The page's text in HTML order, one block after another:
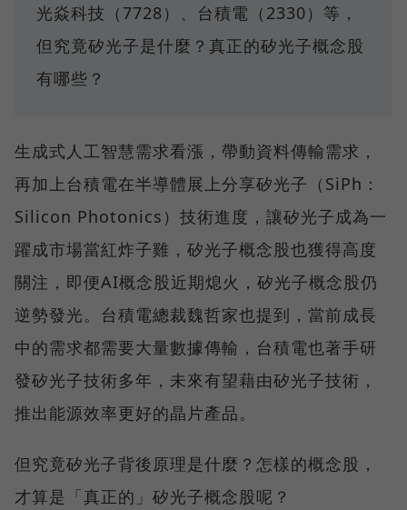
光焱科技（7728）、台積電（2330）等，
但究竟矽光子是什麼？真正的矽光子概念股
有哪些？
生成式人工智慧需求看漲，帶動資料傳輸需求，
再加上台積電在半導體展上分享矽光子（SiPh：
Silicon Photonics）技術進度，讓矽光子成為一
躍成市場當紅炸子雞，矽光子概念股也獲得高度
關注，即便AI概念股近期熄火，矽光子概念股仍
逆勢發光。台積電總裁魏哲家也提到，當前成長
中的需求都需要大量數據傳輸，台積電也著手研
發矽光子技術多年，未來有望藉由矽光子技術，
推出能源效率更好的晶片產品。
但究竟矽光子背後原理是什麼？怎樣的概念股，
才算是「真正的」矽光子概念股呢？